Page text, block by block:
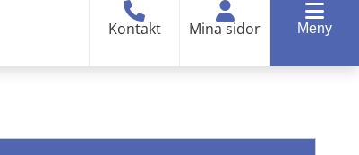
Kontakt Mina sidor Meny